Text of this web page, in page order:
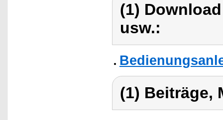
(1)
usw.:
(1) Beiträge,